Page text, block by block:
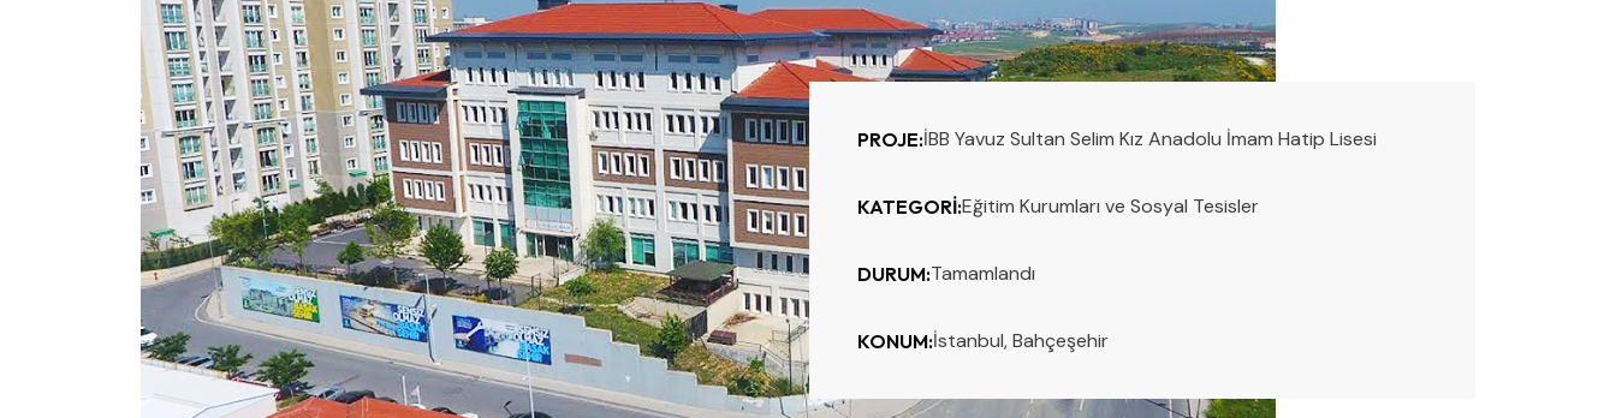
PROJE:İBB Yavuz Sultan Selim Kız Anadolu İmam Hatip Lisesi
KATEGORI:Eğitim Kurumları ve Sosyal Tesisler
DURUM:Tamamlandı
KONUM:İstanbul, Bahçeşehir